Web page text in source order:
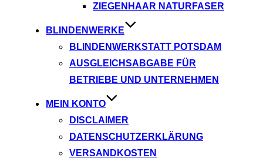
ZIEGENHAAR NATURFASER
BLINDENWERKE
BLINDENWERKSTATT POTSDAM
AUSGLEICHSABGABE FÜR
BETRIEBE UND UNTERNEHMEN
MEIN KONTO
DISCLAIMER
DATENSCHUTZERKLÄRUNG
VERSANDKOSTEN